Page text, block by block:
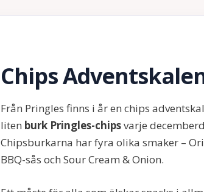
Chips
Från Pringles finns i år en chips
liten burk Pringles-chipsvarje
Chipsburkarna har fyra olika smaker –
BBQ-sås och Sour Cream & Onion.